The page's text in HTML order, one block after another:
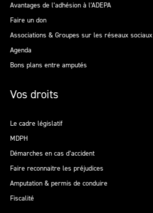
Avantages de l’adhésion à l’ADEPA
Faire un don
Associations & Groupes sur les réseaux sociaux
Agenda
Bons plans entre amputés
Vos droits
Le cadre législatif
MDPH
Démarches en cas d’accident
Faire reconnaitre les préjudices
Amputation & permis de conduire
Fiscalité